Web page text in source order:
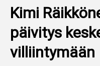
RALLI
KALLE ROVANPERÄ
VALTTERI BOTTAS
Kimi
päivitys
villiintymään